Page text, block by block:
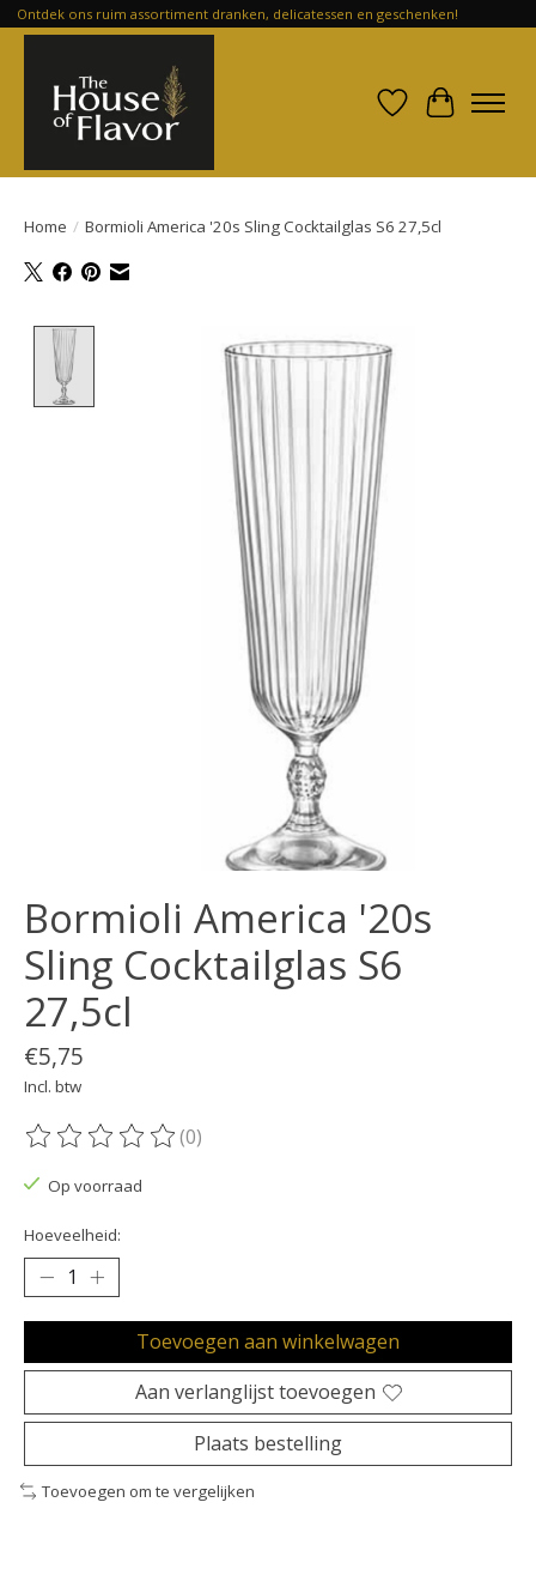
Ontdek ons ruim assortiment dranken, delicatessen en geschenken!
Verlanglijst
Home / Bormioli America '20s Sling Cocktailglas S6 27,5cl
Product image slideshow Items
Bormioli America '20s
Sling Cocktailglas S6
27,5cl
€5,75
Incl. btw
De beoordeling van dit product is
(0)
Op voorraad
Hoeveelheid:
Toevoegen aan winkelwagen
Aan verlanglijst toevoegen
Plaats bestelling
Toevoegen om te vergelijken